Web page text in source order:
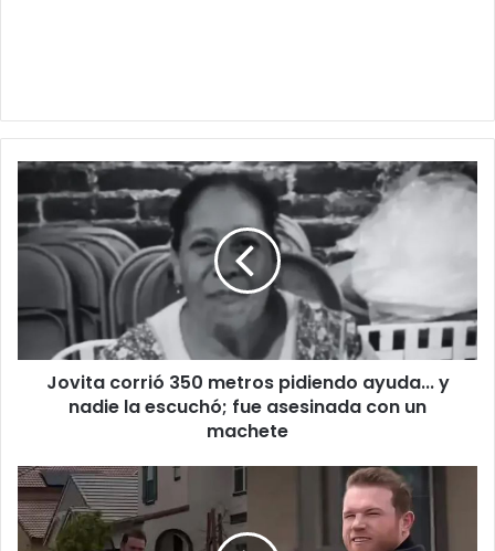
Jovita
corrió
350
metros
pidiendo
ayuda...
y
la
escuchó;
un
machete
Jovita corrió 350 metros pidiendo ayuda... y
nadie la escuchó; fue asesinada con un
machete
“¡Jala
bien
perro,
eh!”: